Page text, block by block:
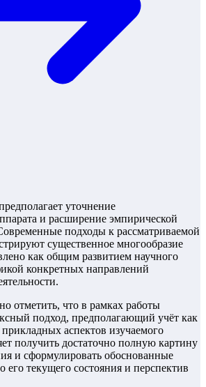
уточнение
и расширение эмпирической
подходы к рассматриваемой
существенное многообразие
как общим развитием научного
конкретных направлений
отметить, что в рамках работы
подход, предполагающий учёт как
аспектов изучаемого
получить достаточно полную картину
и сформулировать обоснованные
его текущего состояния и перспектив